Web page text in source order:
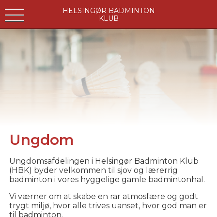
HELSINGØR BADMINTON
KLUB
Ungdom
Ungdomsafdelingen i Helsingør Badminton Klub
(HBK) byder velkommen til sjov og lærerrig
badminton i vores hyggelige gamle badmintonhal.
Vi værner om at skabe en rar atmosfære og godt
trygt miljø, hvor alle trives uanset, hvor god man er
til badminton.